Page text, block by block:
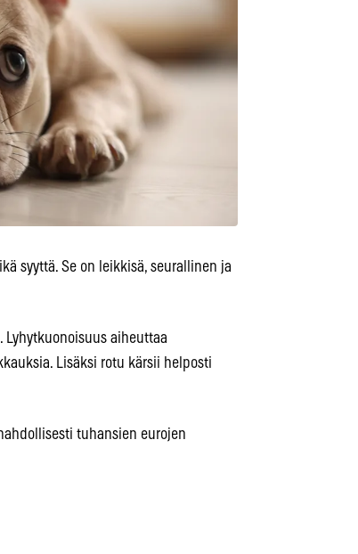
syyttä. Se on leikkisä, seurallinen ja
aiheuttaa
Lisäksi rotu kärsii helposti
tuhansien eurojen